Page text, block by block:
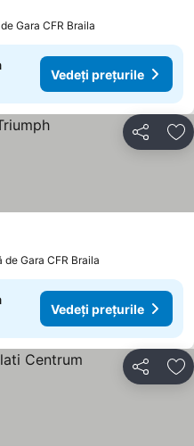
Gara CFR Braila
Vedeți prețurile
Distribuiți
de Gara CFR Braila
Vedeți prețurile
Distribuiți